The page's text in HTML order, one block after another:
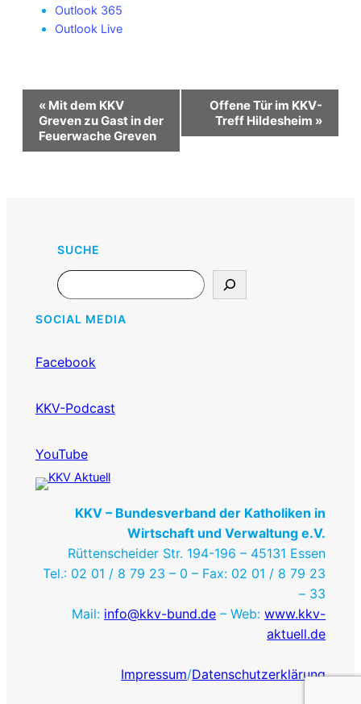
Outlook 365
Outlook Live
Veranstaltung-
Navigation
« Mit dem KKV
Greven zu Gast in der
Feuerwache Greven
Offene Tür im KKV-
Treff Hildesheim »
SUCHE
Search
SOCIAL MEDIA
Facebook
KKV-Podcast
YouTube
KKV – Bundesverband der Katholiken in
Wirtschaft und Verwaltung e.V.
Rüttenscheider Str. 194-196 – 45131 Essen
Tel.: 02 01 / 8 79 23 – 0 – Fax: 02 01 / 8 79 23
– 33
Mail: info@kkv-bund.de – Web:www.kkv-
aktuell.de
Impressum/Datenschutzerklärung